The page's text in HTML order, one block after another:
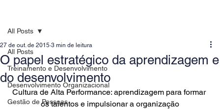
All Posts
Treinamento e Desenvolvimento
Desenvolvimento Organizacional
Gestão de Pessoas
All Posts
O papel estratégico da aprendizagem e
do desenvolvimento
27 de out. de 2015 3 min de leitura
Cultura de Alta Performance: aprendizagem para formar
os talentos e impulsionar a organização